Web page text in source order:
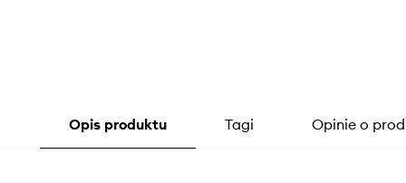
Opis produktu Tagi Opinie o